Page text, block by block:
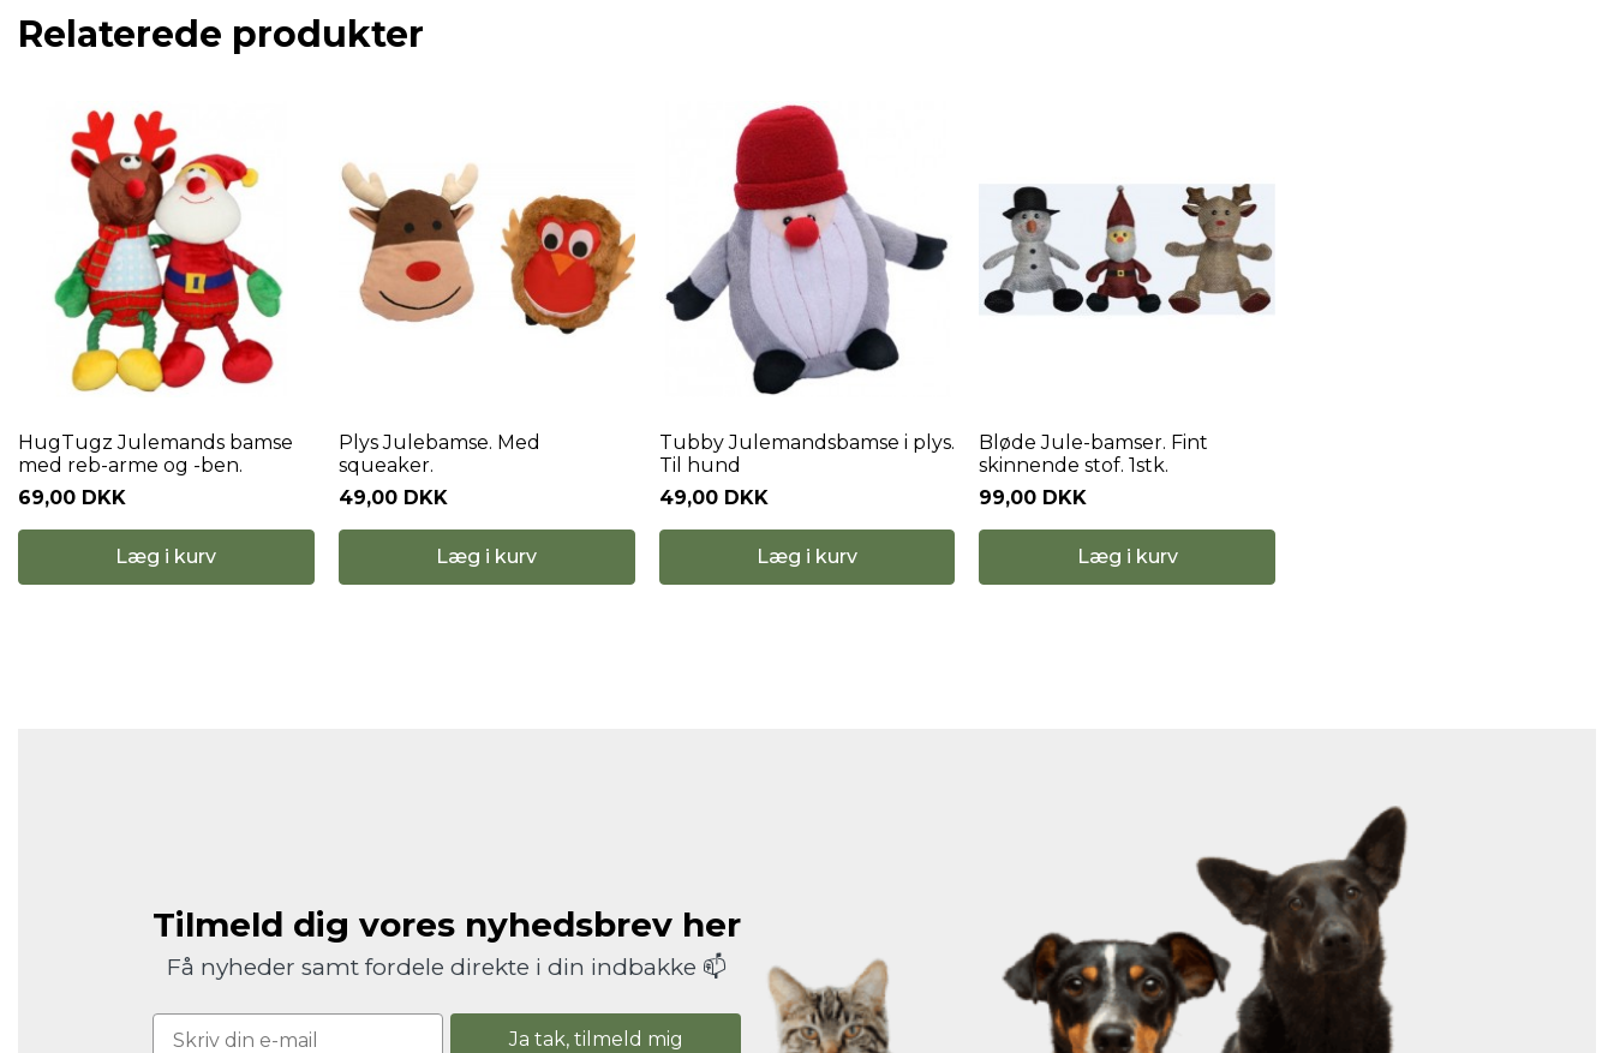
Relaterede produkter
HugTugz Julemands bamse
med reb-arme og -ben.
69,00 DKK
Læg i kurv
Plys Julebamse. Med
squeaker.
49,00 DKK
Læg i kurv
Tubby Julemandsbamse i plys.
Til hund
49,00 DKK
Læg i kurv
Bløde Jule-bamser. Fint
skinnende stof. 1stk.
99,00 DKK
Læg i kurv
Tilmeld dig vores nyhedsbrev her
Få nyheder samt fordele direkte i din indbakke 📫
Ja tak, tilmeld mig